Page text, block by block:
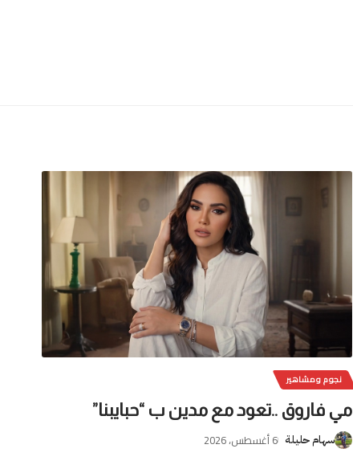
نجوم ومشاهير
مي فاروق ..تعود مع مدين ب “حبايبنا”
سهام حليلة 6 أغسطس، 2026